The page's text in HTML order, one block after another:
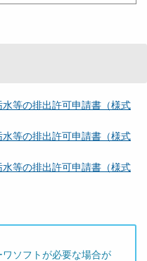
等の排出許可申請書（様式
等の排出許可申請書（様式
等の排出許可申請書（様式
ソフトが必要な場合が